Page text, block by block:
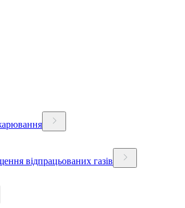
відпрацьованих газів